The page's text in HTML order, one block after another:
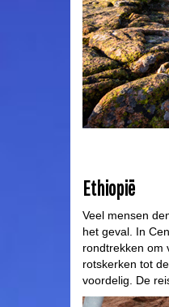
Ethiopië
Veel mensen
het geval. In
rondtrekken om
rotskerken tot
voordelig. De